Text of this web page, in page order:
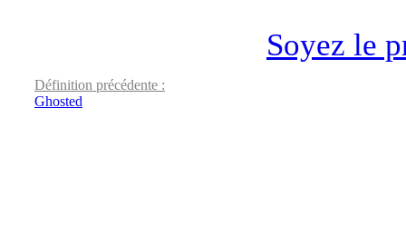
Soyez le
Définition précédente :
Ghosted